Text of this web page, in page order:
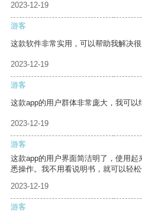
2023-12-19
游客
这款软件非常实用，可以帮助我解决很
2023-12-19
游客
这款app的用户群体非常庞大，我可以
2023-12-19
游客
这款app的用户界面简洁明了，使用
悉操作。我不用看说明书，就可以轻松
2023-12-19
游客